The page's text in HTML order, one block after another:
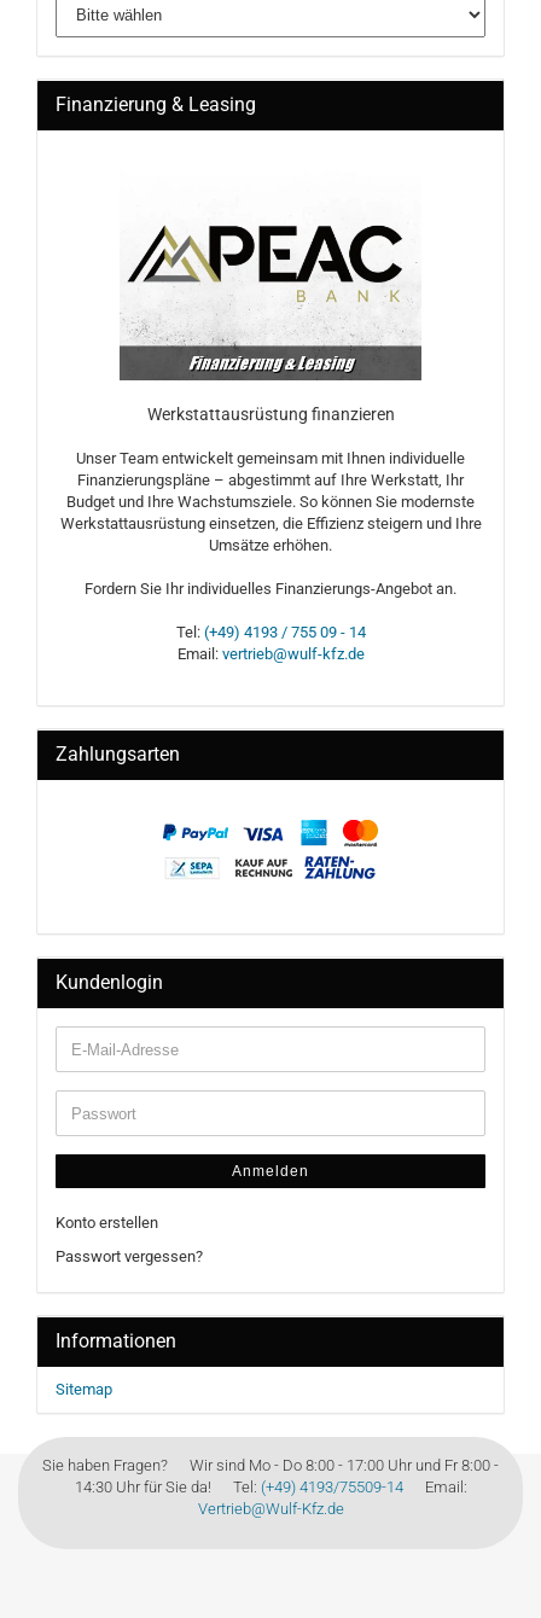
Finanzierung & Leasing
Werkstattausrüstung finanzieren
Unser Team entwickelt gemeinsam mit Ihnen individuelle
Finanzierungspläne – abgestimmt auf Ihre Werkstatt, Ihr
Budget und Ihre Wachstumsziele. So können Sie modernste
Werkstattausrüstung einsetzen, die Effizienz steigern und Ihre
Umsätze erhöhen.
Fordern Sie Ihr individuelles Finanzierungs-Angebot an.
Tel: (+49) 4193 / 755 09 - 14
Email: vertrieb@wulf-kfz.de
Zahlungsarten
Kundenlogin
Anmelden
Konto erstellen
Passwort vergessen?
Informationen
Sitemap
Sie haben Fragen? Wir sind Mo - Do 8:00 - 17:00 Uhr und Fr 8:00 -
14:30 Uhr für Sie da! Tel: (+49) 4193/75509-14Email:
Vertrieb@Wulf-Kfz.de